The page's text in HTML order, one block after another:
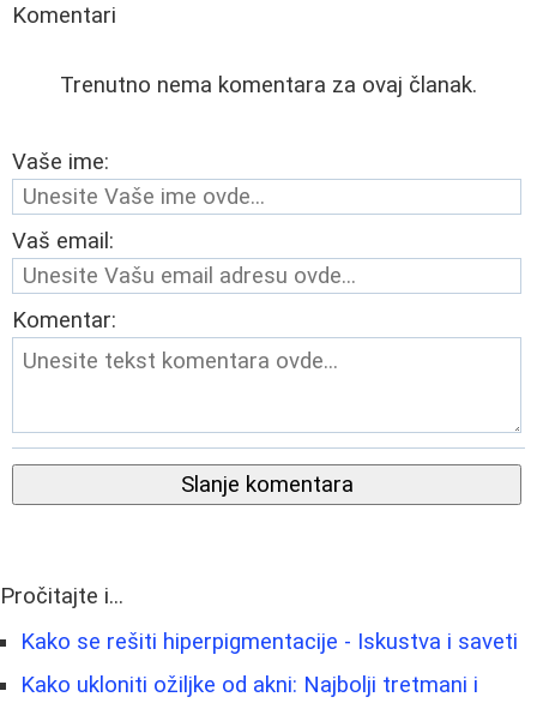
Komentari
Trenutno nema komentara za ovaj članak.
Vaše ime:
Vaš email:
Komentar:
Slanje komentara
Pročitajte i...
Kako se rešiti hiperpigmentacije - Iskustva i saveti
Kako ukloniti ožiljke od akni: Najbolji tretmani i